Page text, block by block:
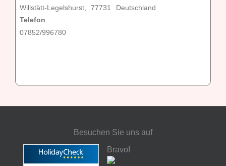
Willstätt-Legelshurst, 77731
Deutschland
Telefon
07852/996780
Besuchen Sie uns auf
Bravo!